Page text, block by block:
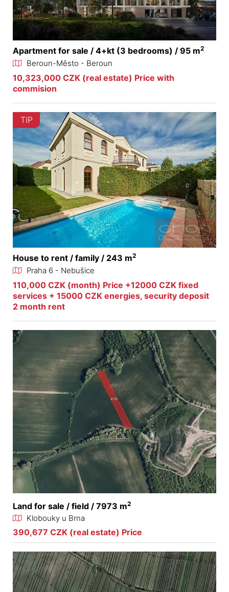
Apartment for sale / 4+kt (3 bedrooms) / 95 m2
Beroun-Město - Beroun
10,323,000 CZK (real estate) Price with
commision
TIP
House to rent / family / 243 m2
Praha 6 - Nebušice
110,000 CZK (month) Price +12000 CZK fixed
services + 15000 CZK energies, security deposit
2 month rent
Land for sale / field / 7973 m2
Klobouky u Brna
390,677 CZK (real estate) Price